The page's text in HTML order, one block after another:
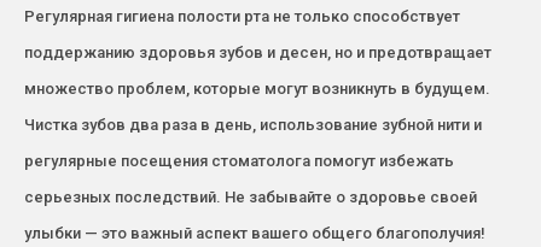
Регулярная гигиена полости рта не только способствует
поддержанию здоровья зубов и десен, но и предотвращает
множество проблем, которые могут возникнуть в будущем.
Чистка зубов два раза в день, использование зубной нити и
регулярные посещения стоматолога помогут избежать
серьезных последствий. Не забывайте о здоровье своей
улыбки — это важный аспект вашего общего благополучия!